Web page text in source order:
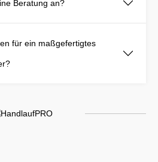
Beratung an?
für ein maßgefertigtes